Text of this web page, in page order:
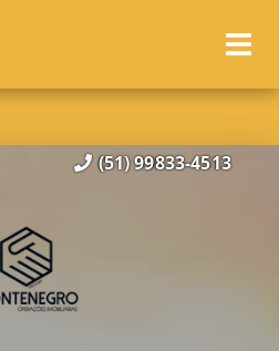
(51) 99833-4513